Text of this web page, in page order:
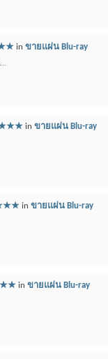
in ขายแผ่น Blu-ray
in ขายแผ่น Blu-ray
in ขายแผ่น Blu-ray
in ขายแผ่น Blu-ray